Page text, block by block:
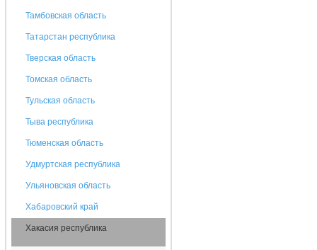
Тамбовская область
Татарстан республика
Тверская область
Томская область
Тульская область
Тыва республика
Тюменская область
Удмуртская республика
Ульяновская область
Хабаровский край
Хакасия республика